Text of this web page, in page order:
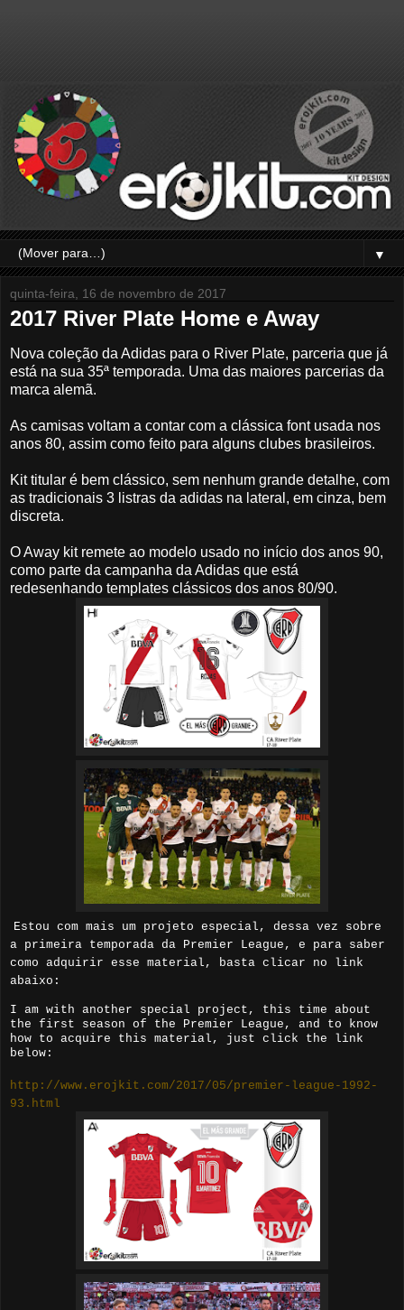
▼
quinta-feira, 16 de novembro de 2017
2017 River Plate Home e Away
Nova coleção da Adidas para o River Plate, parceria que já
está na sua 35ª temporada. Uma das maiores parcerias da
marca alemã.
As camisas voltam a contar com a clássica font usada nos
anos 80, assim como feito para alguns clubes brasileiros.
Kit titular é bem clássico, sem nenhum grande detalhe, com
as tradicionais 3 listras da adidas na lateral, em cinza, bem
discreta.
O Away kit remete ao modelo usado no início dos anos 90,
como parte da campanha da Adidas que está
redesenhando templates clássicos dos anos 80/90.
Estou com mais um projeto especial, dessa vez sobre
a primeira temporada da Premier League, e para saber
como adquirir esse material, basta clicar no link
abaixo:
I am with another special project, this time about
the first season of the Premier League, and to know
how to acquire this material, just click the link
below:
http://www.erojkit.com/2017/05/premier-league-1992-
93.html